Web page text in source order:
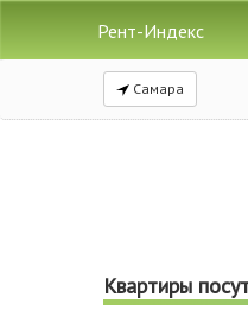
Рент-Индекс
Самара
Квартиры